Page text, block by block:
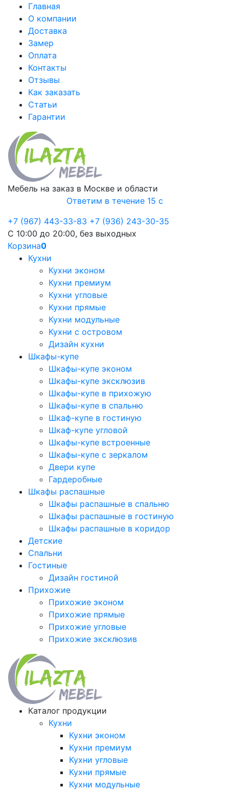
Главная
О компании
Доставка
Замер
Оплата
Контакты
Отзывы
Как заказать
Статьи
Гарантии
Мебель на заказ в Москве и области
Ответим в течение 15 с
+7 (967) 443-33-83 +7 (936) 243-30-35
С 10:00 до 20:00, без выходных
Корзина0
Кухни
Кухни эконом
Кухни премиум
Кухни угловые
Кухни прямые
Кухни модульные
Кухни с островом
Дизайн кухни
Шкафы-купе
Шкафы-купе эконом
Шкафы-купе эксклюзив
Шкафы-купе в прихожую
Шкафы-купе в спальню
Шкаф-купе в гостиную
Шкаф-купе угловой
Шкафы-купе встроенные
Шкафы-купе с зеркалом
Двери купе
Гардеробные
Шкафы распашные
Шкафы распашные в спальню
Шкафы распашные в гостиную
Шкафы распашные в коридор
Детские
Спальни
Гостиные
Дизайн гостиной
Прихожие
Прихожие эконом
Прихожие прямые
Прихожие угловые
Прихожие эксклюзив
Каталог продукции
Кухни
Кухни эконом
Кухни премиум
Кухни угловые
Кухни прямые
Кухни модульные